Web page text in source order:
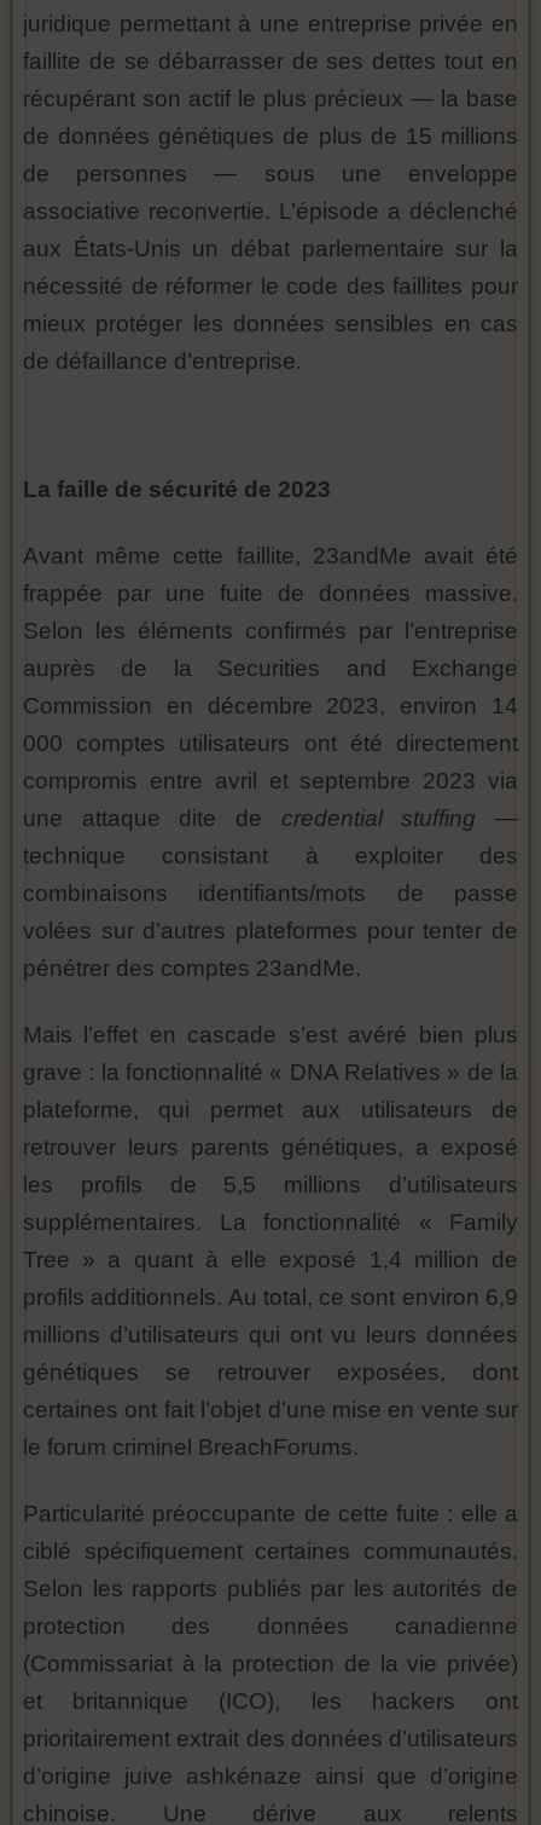
juridique permettant à une entreprise privée en
faillite de se débarrasser de ses dettes tout en
récupérant son actif le plus précieux — la base
de données génétiques de plus de 15 millions
de personnes — sous une enveloppe
associative reconvertie. L’épisode a déclenché
aux États-Unis un débat parlementaire sur la
nécessité de réformer le code des faillites pour
mieux protéger les données sensibles en cas
de défaillance d’entreprise.
La faille de sécurité de 2023
Avant même cette faillite, 23andMe avait été
frappée par une fuite de données massive.
Selon les éléments confirmés par l’entreprise
auprès de la Securities and Exchange
Commission en décembre 2023, environ 14
000 comptes utilisateurs ont été directement
compromis entre avril et septembre 2023 via
une attaque dite de credential stuffing —
technique consistant à exploiter des
combinaisons identifiants/mots de passe
volées sur d’autres plateformes pour tenter de
pénétrer des comptes 23andMe.
Mais l’effet en cascade s’est avéré bien plus
grave : la fonctionnalité « DNA Relatives » de la
plateforme, qui permet aux utilisateurs de
retrouver leurs parents génétiques, a exposé
les profils de 5,5 millions d’utilisateurs
supplémentaires. La fonctionnalité « Family
Tree » a quant à elle exposé 1,4 million de
profils additionnels. Au total, ce sont environ 6,9
millions d’utilisateurs qui ont vu leurs données
génétiques se retrouver exposées, dont
certaines ont fait l’objet d’une mise en vente sur
le forum criminel BreachForums.
Particularité préoccupante de cette fuite : elle a
ciblé spécifiquement certaines communautés.
Selon les rapports publiés par les autorités de
protection des données canadienne
(Commissariat à la protection de la vie privée)
et britannique (ICO), les hackers ont
prioritairement extrait des données d’utilisateurs
d’origine juive ashkénaze ainsi que d’origine
chinoise. Une dérive aux relents